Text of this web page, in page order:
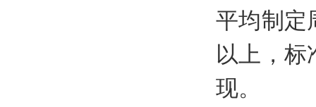
平均制定
以上，
现。